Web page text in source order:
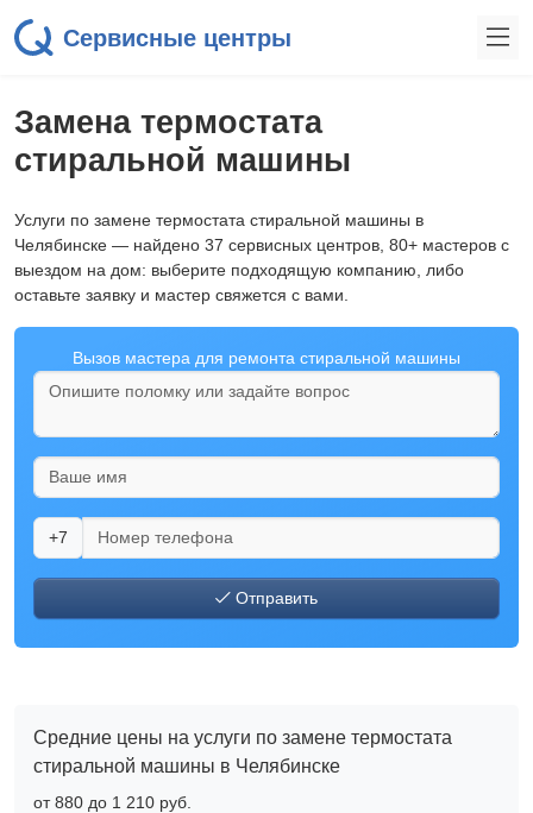
Сервисные центры
Замена термостата
стиральной машины
Услуги по замене термостата стиральной машины в
Челябинске — найдено 37 сервисных центров, 80+ мастеров с
выездом на дом: выберите подходящую компанию, либо
оставьте заявку и мастер свяжется с вами.
Вызов мастера для ремонта стиральной машины
+7
Отправить
Средние цены на услуги по замене термостата
стиральной машины в Челябинске
от 880 до 1 210 pyб.